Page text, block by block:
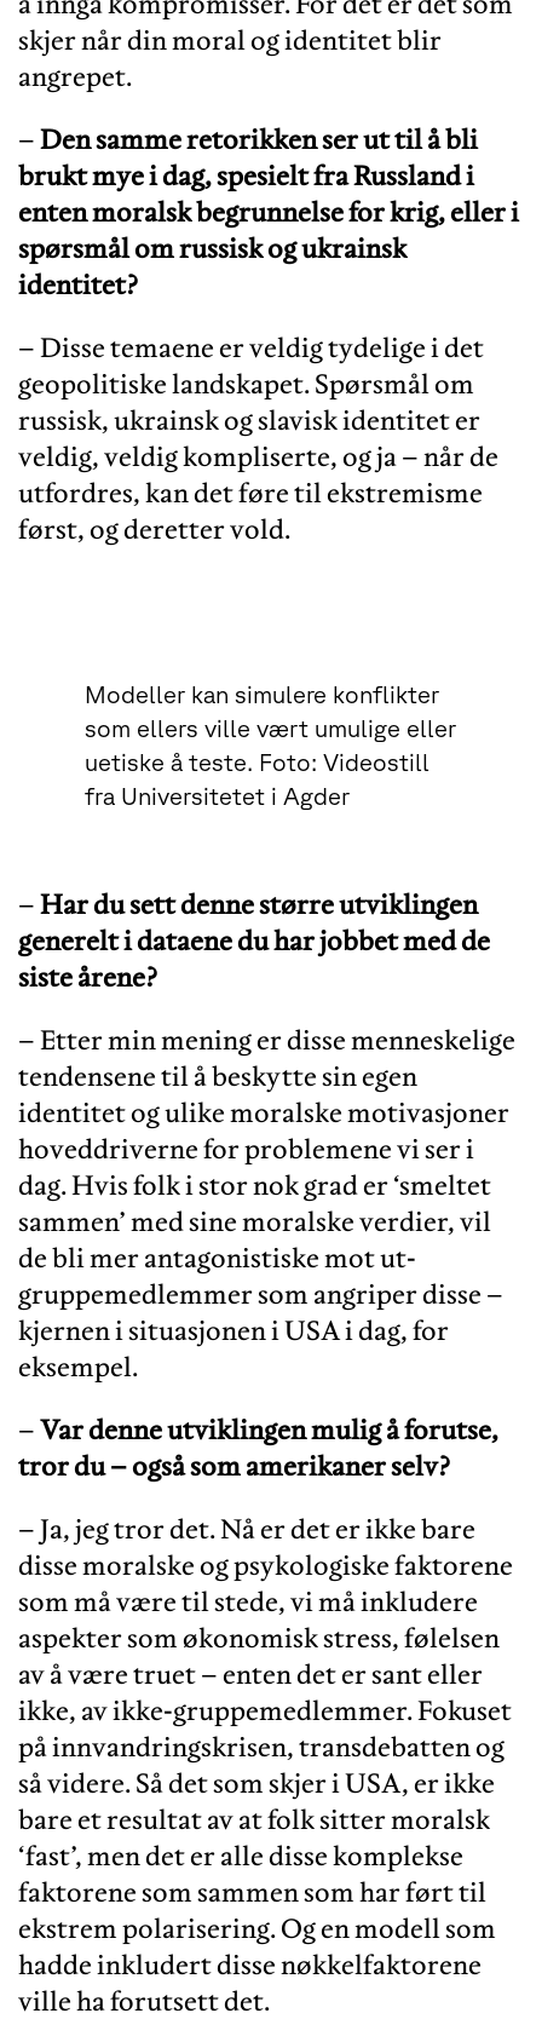
skjer når din moral og identitet blir
angrepet.
–Den samme retorikken ser ut til å bli
brukt mye i dag, spesielt fra Russland i
enten moralsk begrunnelse for krig, eller i
spørsmål om russisk og ukrainsk
identitet?
– Disse temaene er veldig tydelige i det
geopolitiske landskapet. Spørsmål om
russisk, ukrainsk og slavisk identitet er
veldig, veldig kompliserte, og ja – når de
utfordres, kan det føre til ekstremisme
først, og deretter vold.
Modeller kan simulere konflikter
som ellers ville vært umulige eller
uetiske å teste. Foto: Videostill
fra Universitetet i Agder
–Har du sett denne større utviklingen
generelt i dataene du har jobbet med de
siste årene?
– Etter min mening er disse menneskelige
tendensene til å beskytte sin egen
identitet og ulike moralske motivasjoner
hoveddriverne for problemene vi ser i
dag. Hvis folk i stor nok grad er ‘smeltet
sammen’ med sine moralske verdier, vil
de bli mer antagonistiske mot ut-
gruppemedlemmer som angriper disse –
kjernen i situasjonen i USA i dag, for
eksempel.
–Var denne utviklingen mulig å forutse,
tror du – også som amerikaner selv?
– Ja, jeg tror det. Nå er det er ikke bare
disse moralske og psykologiske faktorene
som må være til stede, vi må inkludere
aspekter som økonomisk stress, følelsen
av å være truet – enten det er sant eller
ikke, av ikke-gruppemedlemmer. Fokuset
på innvandringskrisen, transdebatten og
så videre. Så det som skjer i USA, er ikke
bare et resultat av at folk sitter moralsk
‘fast’, men det er alle disse komplekse
faktorene som sammen som har ført til
ekstrem polarisering. Og en modell som
hadde inkludert disse nøkkelfaktorene
ville ha forutsett det.